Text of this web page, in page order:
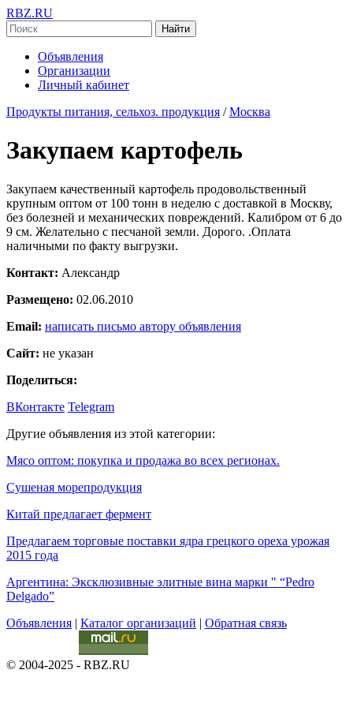
RBZ.RU
Найти
Объявления
Организации
Личный кабинет
Продукты питания, сельхоз. продукция / Москва
Закупаем картофель
Закупаем качественный картофель продовольственный
крупным оптом от 100 тонн в неделю с доставкой в Москву,
без болезней и механических повреждений. Калибром от 6 до
9 см. Желательно с песчаной земли. Дорого. .Оплата
наличными по факту выгрузки.
Контакт: Александр
Размещено: 02.06.2010
Email: написать письмо автору объявления
Сайт: не указан
Поделиться:
ВКонтакте Telegram
Другие объявления из этой категории:
Мясo оптом: покупка и продажа во всех регионах.
Cушеная морепродукция
Китай предлагает фермент
Предлагаем торговые поставки ядра грецкого ореха урожая
2015 года
Аргентина: Эксклюзивные элитные вина марки " “Pedro
Delgado”
Объявления | Каталог организаций | Обратная связь
© 2004-2025 - RBZ.RU